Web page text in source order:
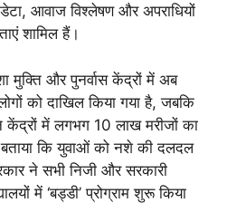
आवाज विश्लेषण और अपराधियों
शामिल हैं।
मुक्ति और पुनर्वास केंद्रों में अब
को दाखिल किया गया है, जबकि
में लगभग 10 लाख मरीजों का
बताया कि युवाओं को नशे की दलदल
ने सभी निजी और सरकारी
में ‘बड्डी’ प्रोग्राम शुरू किया